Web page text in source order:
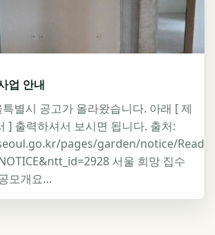
업 안내
별시 공고가 올라왔습니다. 아래 [ 제
] 출력하셔서 보시면 됩니다. 출처:
pages/garden/notice/
서울 희망 집수
모개요…